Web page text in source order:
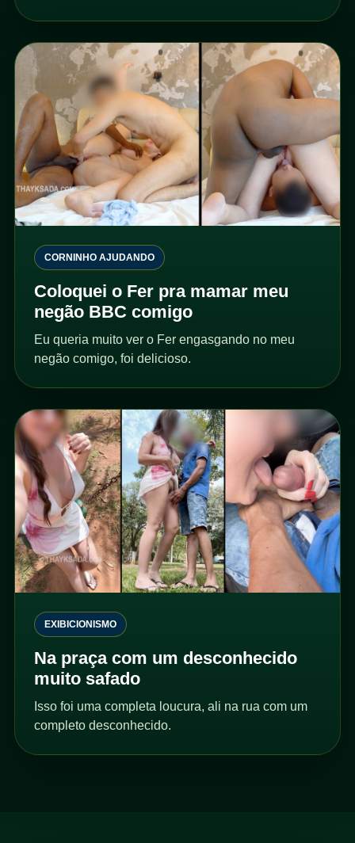
CORNINHO AJUDANDO
Coloquei o Fer pra mamar meu
negão BBC comigo
Eu queria muito ver o Fer engasgando no meu
negão comigo, foi delicioso.
EXIBICIONISMO
Na praça com um desconhecido
muito safado
Isso foi uma completa loucura, ali na rua com um
completo desconhecido.